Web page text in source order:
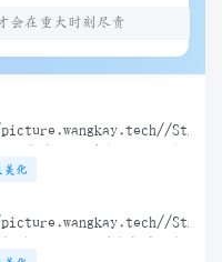
会在重大时刻尽责
]化